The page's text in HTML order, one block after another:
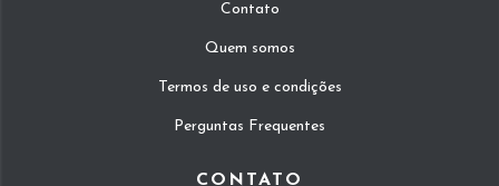
Contato
Quem somos
Termos de uso e condições
Perguntas Frequentes
CONTATO